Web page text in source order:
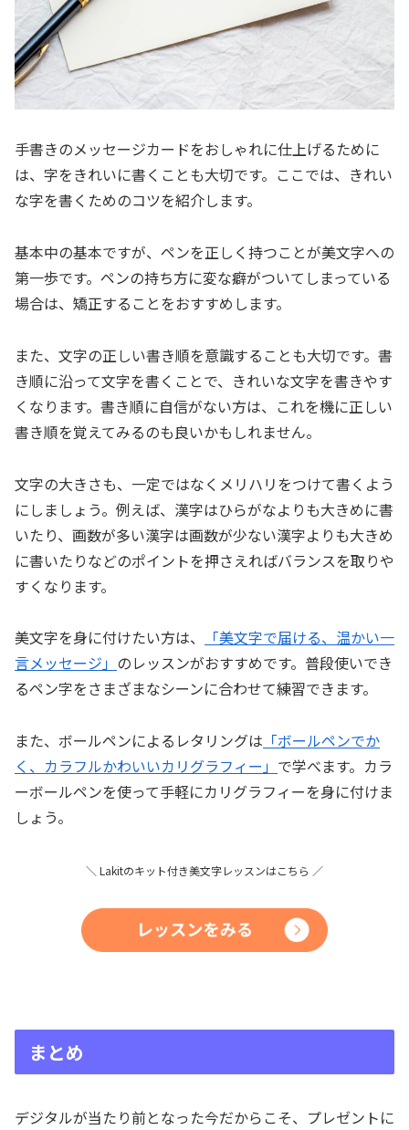
手書きのメッセージカードをおしゃれに仕上げるために
は、字をきれいに書くことも大切です。ここでは、きれい
な字を書くためのコツを紹介します。
基本中の基本ですが、ペンを正しく持つことが美文字への
第一歩です。ペンの持ち方に変な癖がついてしまっている
場合は、矯正することをおすすめします。
また、文字の正しい書き順を意識することも大切です。書
き順に沿って文字を書くことで、きれいな文字を書きやす
くなります。書き順に自信がない方は、これを機に正しい
書き順を覚えてみるのも良いかもしれません。
文字の大きさも、一定ではなくメリハリをつけて書くよう
にしましょう。例えば、漢字はひらがなよりも大きめに書
いたり、画数が多い漢字は画数が少ない漢字よりも大きめ
に書いたりなどのポイントを押さえればバランスを取りや
すくなります。
美文字を身に付けたい方は、
「美文字で届ける、温かい一
言メッセージ」 のレッスンがおすすめです。普段使いでき
るペン字をさまざまなシーンに合わせて練習できます。
また、ボールペンによるレタリングは 「ボールペンでか
く、カラフルかわいいカリグラフィー」 で学べます。カラ
ーボールペンを使って手軽にカリグラフィーを身に付けま
しょう。
＼ Lakitのキット付き美文字レッスンはこちら ／
まとめ
デジタルが当たり前となった今だからこそ、プレゼントに